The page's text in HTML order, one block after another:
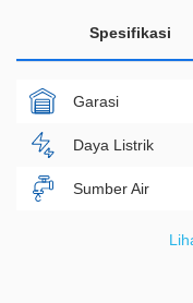
Spesifikasi
Garasi
Daya Listrik
Sumber Air